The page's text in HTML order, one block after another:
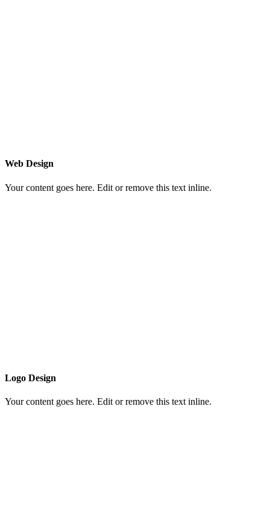
Web Design
Your content goes here. Edit or remove this text inline.
Logo Design
Your content goes here. Edit or remove this text inline.